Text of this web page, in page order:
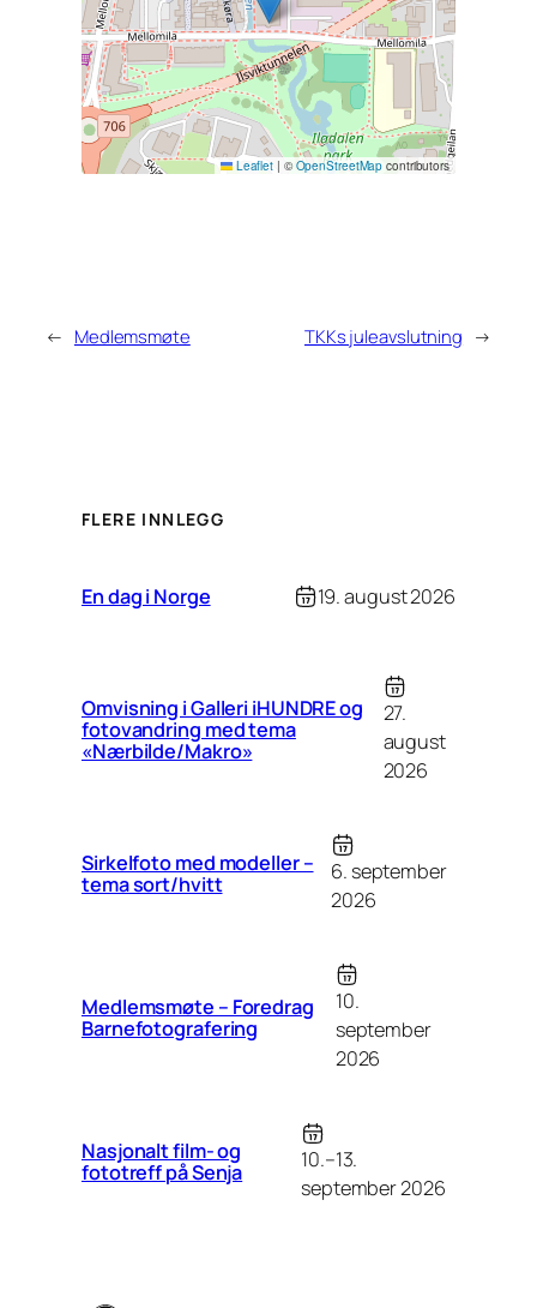
Leaflet | ©OpenStreetMap contributors
← Medlemsmøte TKKs juleavslutning →
FLERE INNLEGG
En dag i Norge 19. august 2026
Omvisning i Galleri iHUNDRE og
fotovandring med tema
«Nærbilde/Makro»
27.
august
2026
Sirkelfoto med modeller –
tema sort/hvitt
6. september
2026
Medlemsmøte – Foredrag
Barnefotografering
10.
september
2026
Nasjonalt film- og
fototreff på Senja
10.–13.
september 2026